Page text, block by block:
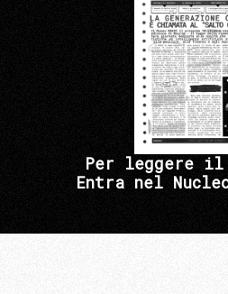
Per leggere il
Entra nel